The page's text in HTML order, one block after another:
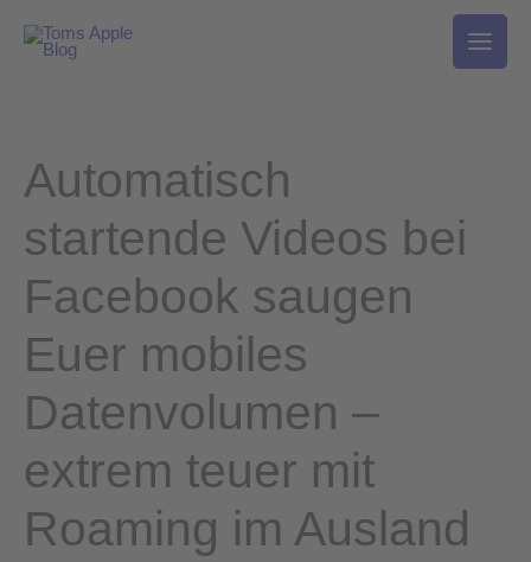
Inhalt
Automatisch
startende Videos bei
Facebook saugen
Euer mobiles
Datenvolumen –
extrem teuer mit
Roaming im Ausland